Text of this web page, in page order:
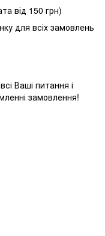
від 150 грн)
для всіх замовлень
Ваші питання і
замовлення!